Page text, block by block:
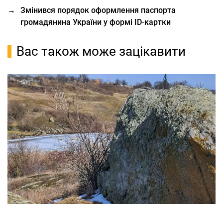
→
Змінився порядок оформлення паспорта
громадянина України у формі ID-картки
Вас також може зацікавити